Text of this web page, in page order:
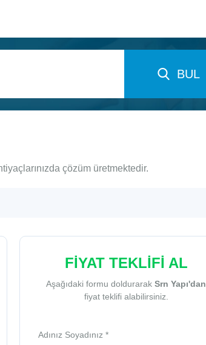
BUL
çözüm üretmektedir.
FİYAT TEKLİFİ AL
Aşağıdaki formu doldurarakSrn Yapı'dan
fiyat teklifi alabilirsiniz.
Adınız Soyadınız *